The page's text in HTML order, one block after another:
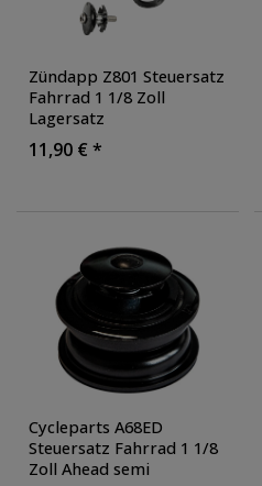
Zündapp Z801 Steuersatz
Fahrrad 1 1/8 Zoll
Lagersatz
Steuerkopflager 9-teilig E
Bike
11,90 € *
Cycleparts A68ED
Steuersatz Fahrrad 1 1/8
Zoll Ahead semi